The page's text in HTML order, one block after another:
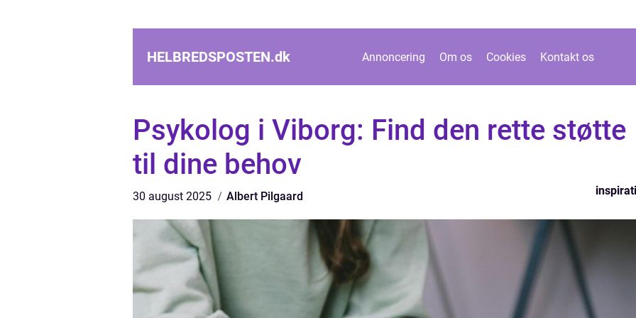
HELBREDSPOSTEN.dk Annoncering Om os Cookies Kontakt os
Psykolog i Viborg: Find den rette støtte
til dine behov
30 august 2025 Albert Pilgaard